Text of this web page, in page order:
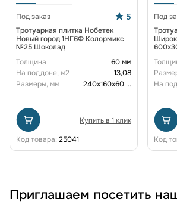
Под заказ 5
Тротуарная плитка Нобетек
Новый город 1НГ6Ф Колормикс
№25 Шоколад
Толщина
60 мм
На поддоне, м2
13,08
Размеры, мм
240х160х60...
Купить в 1 клик
Код товара: 25041
Под
На
Код
Приглашаем посетить